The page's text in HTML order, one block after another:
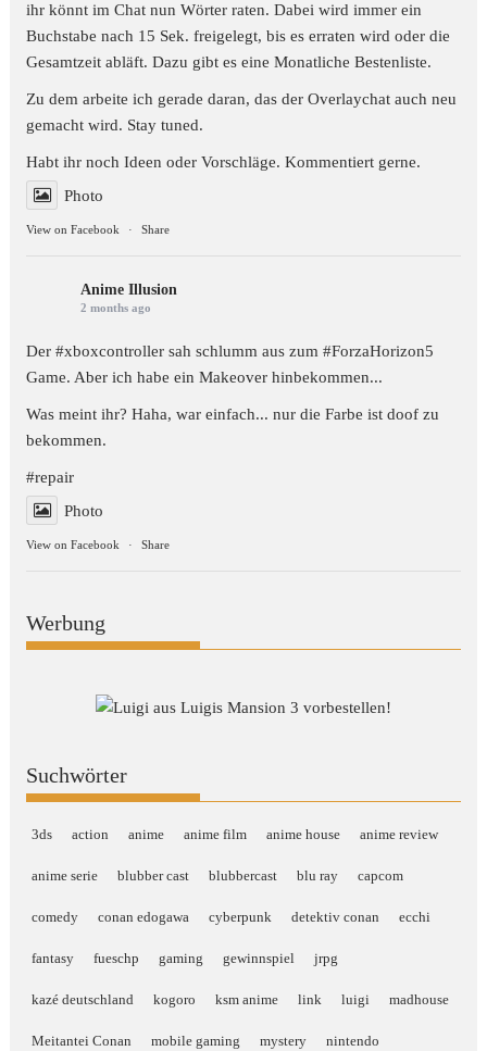
ihr könnt im Chat nun Wörter raten. Dabei wird immer ein
Buchstabe nach 15 Sek. freigelegt, bis es erraten wird oder die
Gesamtzeit abläft. Dazu gibt es eine Monatliche Bestenliste.
Zu dem arbeite ich gerade daran, das der Overlaychat auch neu
gemacht wird. Stay tuned.
Habt ihr noch Ideen oder Vorschläge. Kommentiert gerne.
Photo
View on Facebook · Share
Anime Illusion
2 months ago
Der #xboxcontroller sah schlumm aus zum#ForzaHorizon5
Game. Aber ich habe ein Makeover hinbekommen...
Was meint ihr? Haha, war einfach... nur die Farbe ist doof zu
bekommen.
#repair
Photo
View on Facebook · Share
Werbung
Suchwörter
3ds action anime anime film anime house anime review
anime serie blubber cast blubbercast blu ray capcom
comedy conan edogawa cyberpunk detektiv conan ecchi
fantasy fueschp gaming gewinnspiel jrpg
kazé deutschland kogoro ksm anime link luigi madhouse
Meitantei Conan mobile gaming mystery nintendo